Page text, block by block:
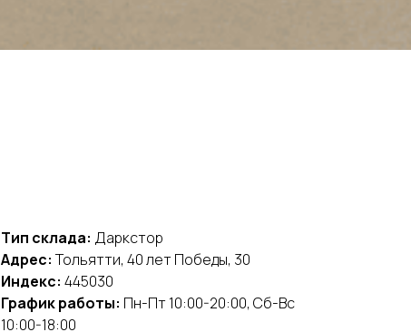
Тип склада: Даркстор
Адрес:Тольятти, 40 лет Победы, 30
Индекс: 445030
График работы: Пн-Пт 10:00-20:00, Сб-Вс
10:00-18:00